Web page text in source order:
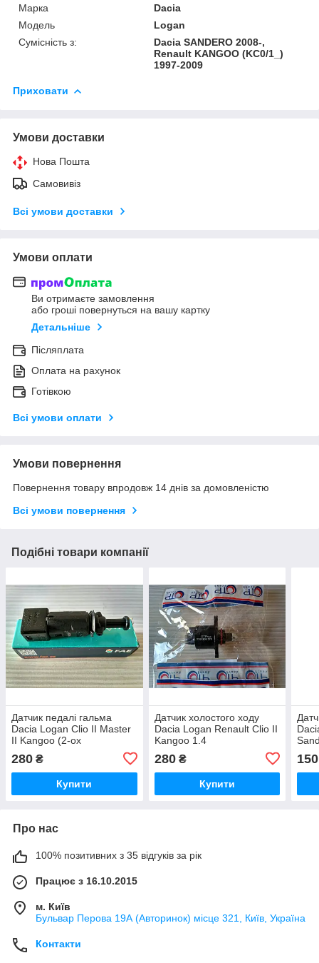
Марка
Dacia
Модель
Logan
Сумісність з:
Dacia SANDERO 2008-,
Renault KANGOO (KC0/1_)
1997-2009
Приховати
Умови доставки
Нова Пошта
Самовивіз
Всі умови доставки
Умови оплати
Ви отримаєте замовлення
або гроші повернуться на вашу картку
Детальніше
Післяплата
Оплата на рахунок
Готівкою
Всі умови оплати
Умови повернення
Повернення товару впродовж 14 днів за домовленістю
Всі умови повернення
Подібні товари компанії
Датчик педалі гальма
Dacia Logan Clio II Master
II Kangoo (2-ох
280 ₴
Купити
Датчик холостого ходу
Dacia Logan Renault Clio II
Kangoo 1.4
280₴
Купити
150
Про нас
100% позитивних з 35 відгуків за рік
Працює з 16.10.2015
м. Київ
Бульвар Перова 19А (Авторинок) місце 321, Київ, Україна
Контакти